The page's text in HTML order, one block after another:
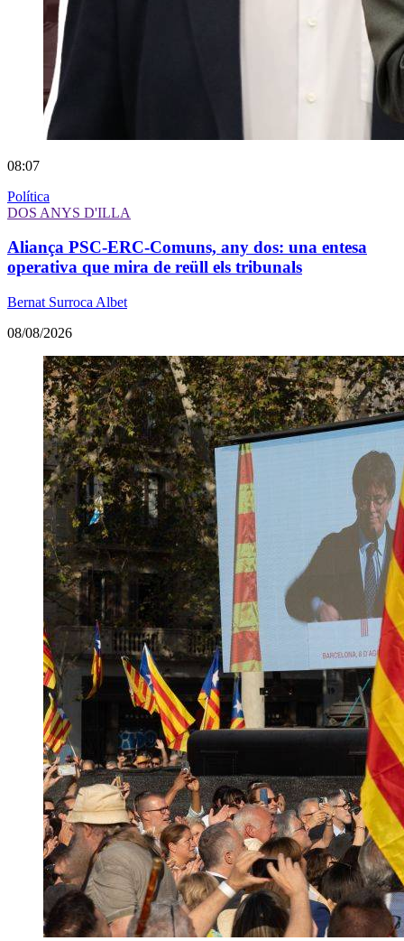
08:07
Política
DOS ANYS D'ILLA
Aliança PSC-ERC-Comuns, any dos: una entesa
operativa que mira de reüll els tribunals
Bernat Surroca Albet
08/08/2026